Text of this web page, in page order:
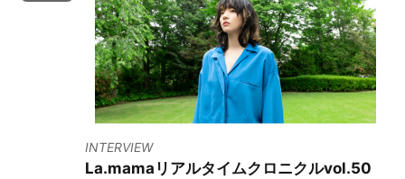
INTERVIEW
La.mamaリアルタイムクロニクルvol.50